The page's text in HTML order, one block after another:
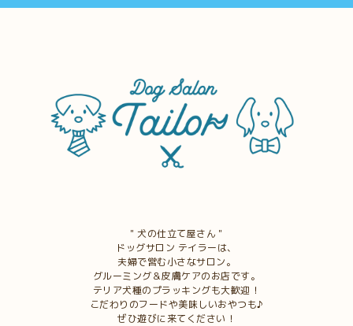
＂犬の仕立て屋さん＂
ドッグサロン テイラーは、
夫婦で営む小さなサロン。
グルーミング＆皮膚ケアのお店です。
テリア犬種のプラッキングも大歓迎！
こだわりのフードや美味しいおやつも♪
ぜひ遊びに来てください！